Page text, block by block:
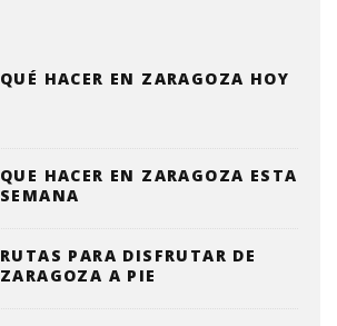
QUÉ HACER EN ZARAGOZA HOY
QUE HACER EN ZARAGOZA ESTA
SEMANA
RUTAS PARA DISFRUTAR DE
ZARAGOZA A PIE